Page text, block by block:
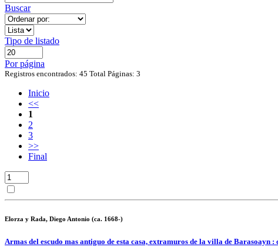
Buscar
Tipo de listado
Por página
Registros encontrados: 45 Total Páginas: 3
Inicio
<<
1
2
3
>>
Final
Elorza y Rada, Diego Antonio (ca. 1668-)
Armas del escudo mas antiguo de esta casa, extramuros de la villa de Barasoayn